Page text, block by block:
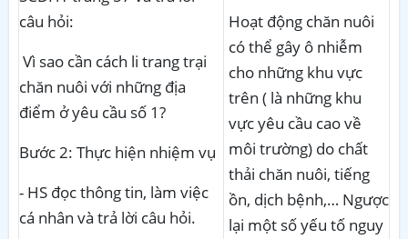
câu hỏi:
Vì sao cần cách li trang trại
chăn nuôi với những địa
điểm ở yêu cầu số 1?
Bước 2: Thực hiện nhiệm vụ
- HS đọc thông tin, làm việc
cá nhân và trả lời câu hỏi.
Hoạt động chăn nuôi
có thể gây ô nhiễm
cho những khu vực
trên ( là những khu
vực yêu cầu cao về
môi trường) do chất
thải chăn nuôi, tiếng
ồn, dịch bệnh,… Ngược
lại một số yếu tố nguy